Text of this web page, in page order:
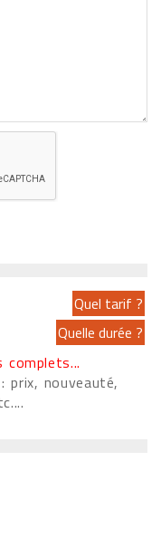
prix, nouveauté,